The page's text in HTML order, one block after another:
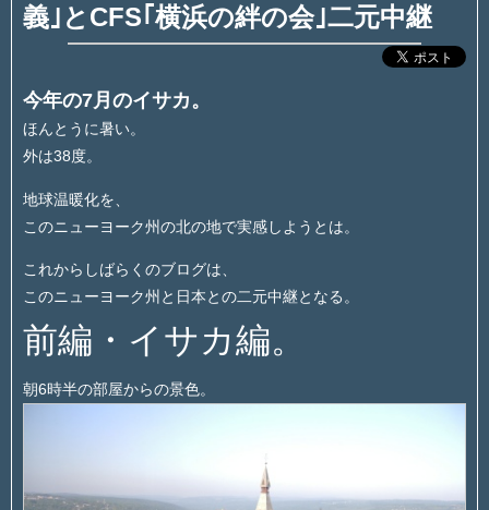
義｣とCFS｢横浜の絆の会｣二元中継
今年の7月のイサカ。
ほんとうに暑い。
外は38度。
地球温暖化を、
このニューヨーク州の北の地で実感しようとは。
これからしばらくのブログは、
このニューヨーク州と日本との二元中継となる。
前編・イサカ編。
朝6時半の部屋からの景色。